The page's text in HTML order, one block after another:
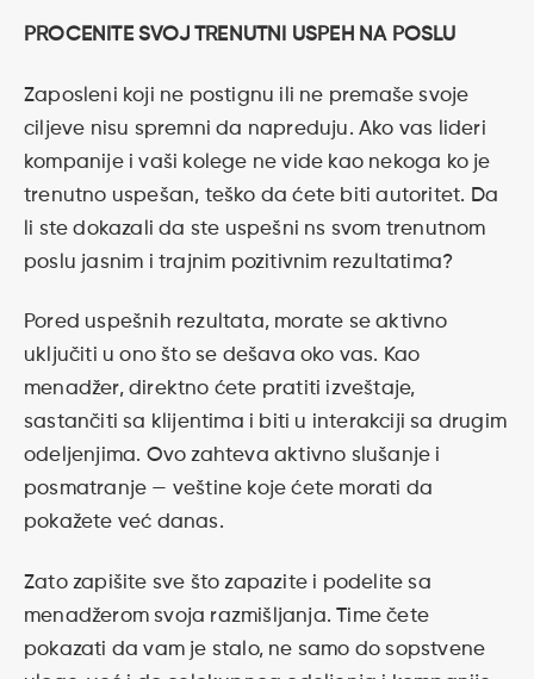
PROCENITE SVOJ TRENUTNI USPEH NA POSLU
Zaposleni koji ne postignu ili ne premaše svoje
ciljeve nisu spremni da napreduju. Ako vas lideri
kompanije i vaši kolege ne vide kao nekoga ko je
trenutno uspešan, teško da ćete biti autoritet. Da
li ste dokazali da ste uspešni ns svom trenutnom
poslu jasnim i trajnim pozitivnim rezultatima?
Pored uspešnih rezultata, morate se aktivno
uključiti u ono što se dešava oko vas. Kao
menadžer, direktno ćete pratiti izveštaje,
sastančiti sa klijentima i biti u interakciji sa drugim
odeljenjima. Ovo zahteva aktivno slušanje i
posmatranje — veštine koje ćete morati da
pokažete već danas.
Zato zapišite sve što zapazite i podelite sa
menadžerom svoja razmišljanja. Time čete
pokazati da vam je stalo, ne samo do sopstvene